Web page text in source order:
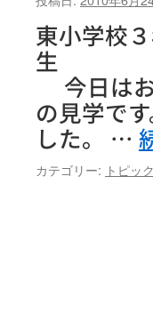
東小学校
今日は
の見学で
した。 …
カテゴリー: トピッ